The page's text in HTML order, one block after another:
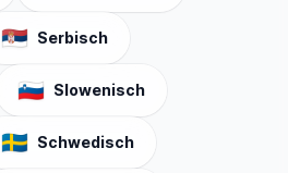
🇷🇸 Serbisch
🇸🇮 Slowenisch
🇸🇪 Schwedisch